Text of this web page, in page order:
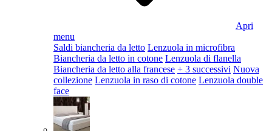
Apri
menu
Saldi biancheria da letto Lenzuola in microfibra
Biancheria da letto in cotone Lenzuola di flanella
Biancheria da letto alla francese + 3 successivi Nuova
collezione Lenzuola in raso di cotone Lenzuola double
face